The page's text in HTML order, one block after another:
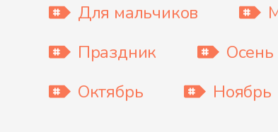
Для мальчиков
Праздник
Осень
Октябрь
Ноябрь